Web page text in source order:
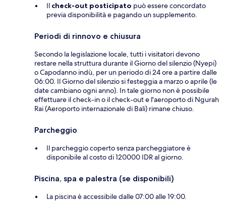
Il check-out posticipato può essere concordato
previa disponibilità e pagando un supplemento.
Periodi di rinnovo e chiusura
Secondo la legislazione locale, tutti i visitatori devono
restare nella struttura durante il Giorno del silenzio (Nyepi)
o Capodanno indù, per un periodo di 24 ore a partire dalle
06:00. Il Giorno del silenzio si festeggia a marzo o aprile (le
date cambiano ogni anno). In tale giorno non è possibile
effettuare il check-in o il check-out e l'aeroporto di Ngurah
Rai (Aeroporto internazionale di Bali) rimane chiuso.
Parcheggio
Il parcheggio coperto senza parcheggiatore è
disponibile al costo di 120000 IDR al giorno.
Piscina, spa e palestra (se disponibili)
La piscina è accessibile dalle 07:00 alle 19:00.